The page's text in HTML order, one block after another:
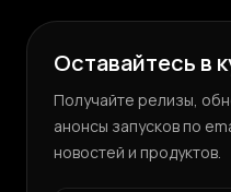
Оставайтесь в
Получайте релизы,
анонсы запусков по
новостей и продуктов.